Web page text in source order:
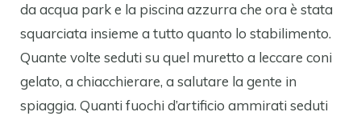
da acqua park e la piscina azzurra che ora è stata
squarciata insieme a tutto quanto lo stabilimento.
Quante volte seduti su quel muretto a leccare coni
gelato, a chiacchierare, a salutare la gente in
spiaggia. Quanti fuochi d’artificio ammirati seduti